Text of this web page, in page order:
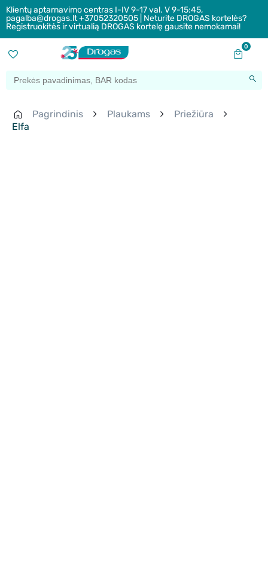
Klientų aptarnavimo centras I-IV 9-17 val. V 9-15:45,
pagalba@drogas.lt +37052320505 | Neturite DROGAS kortelės?
Registruokitės ir virtualią DROGAS kortelę gausite nemokamai!
0
Pagrindinis Plaukams
Priežiūra
Elfa